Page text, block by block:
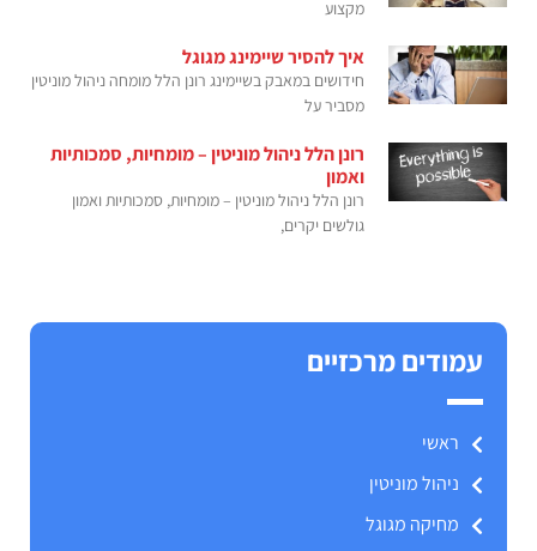
מקצוע
איך להסיר שיימינג מגוגל
חידושים במאבק בשיימינג רונן הלל מומחה ניהול מוניטין
מסביר על
רונן הלל ניהול מוניטין – מומחיות, סמכותיות
ואמון
רונן הלל ניהול מוניטין – מומחיות, סמכותיות ואמון
גולשים יקרים,
עמודים מרכזיים
ראשי
ניהול מוניטין
מחיקה מגוגל